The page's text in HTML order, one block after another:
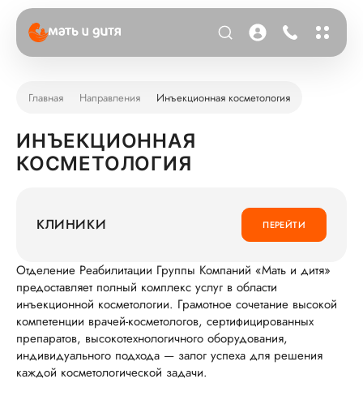
Главная Направления Инъекционная косметология
ИНЪЕКЦИОННАЯ
КОСМЕТОЛОГИЯ
Отделение Реабилитации Группы Компаний «Мать и дитя»
предоставляет полный комплекс услуг в области
инъекционной косметологии. Грамотное сочетание высокой
компетенции врачей-косметологов, сертифицированных
препаратов, высокотехнологичного оборудования,
индивидуального подхода — залог успеха для решения
каждой косметологической задачи.
КЛИНИКИ ПЕРЕЙТИ